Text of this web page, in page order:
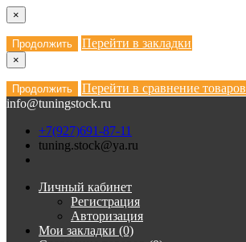
×
Продолжить Перейти в закладки
×
Продолжить
Перейти в сравнение товаров
info@tuningstock.ru
+7(927)691-87-11
tuning.stock@ya.ru
Личный кабинет
Регистрация
Авторизация
Мои закладки (0)